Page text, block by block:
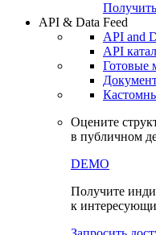
API & Data Feed
API and
API
Готовые
Оцените
в публичном
DEMO
Получите
к